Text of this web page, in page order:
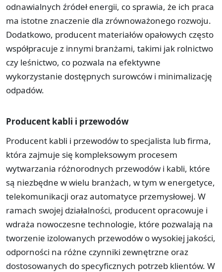
odnawialnych źródeł energii, co sprawia, że ich praca
ma istotne znaczenie dla zrównoważonego rozwoju.
Dodatkowo, producent materiałów opałowych często
współpracuje z innymi branżami, takimi jak rolnictwo
czy leśnictwo, co pozwala na efektywne
wykorzystanie dostępnych surowców i minimalizację
odpadów.
Producent kabli i przewodów
Producent kabli i przewodów to specjalista lub firma,
która zajmuje się kompleksowym procesem
wytwarzania różnorodnych przewodów i kabli, które
są niezbędne w wielu branżach, w tym w energetyce,
telekomunikacji oraz automatyce przemysłowej. W
ramach swojej działalności, producent opracowuje i
wdraża nowoczesne technologie, które pozwalają na
tworzenie izolowanych przewodów o wysokiej jakości,
odporności na różne czynniki zewnętrzne oraz
dostosowanych do specyficznych potrzeb klientów. W